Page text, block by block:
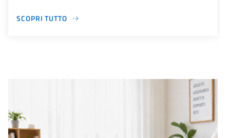
SCOPRI TUTTO